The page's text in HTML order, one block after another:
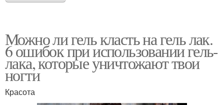
Можно ли гель класть на гель лак.
6 ошибок при использовании гель-
лака, которые уничтожают твои
ногти
Красота